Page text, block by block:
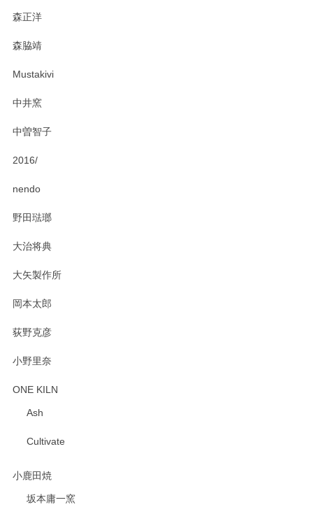
森正洋
森脇靖
Mustakivi
中井窯
中曽智子
2016/
nendo
野田琺瑯
大治将典
大矢製作所
岡本太郎
荻野克彦
小野里奈
ONE KILN
Ash
Cultivate
小鹿田焼
坂本庸一窯